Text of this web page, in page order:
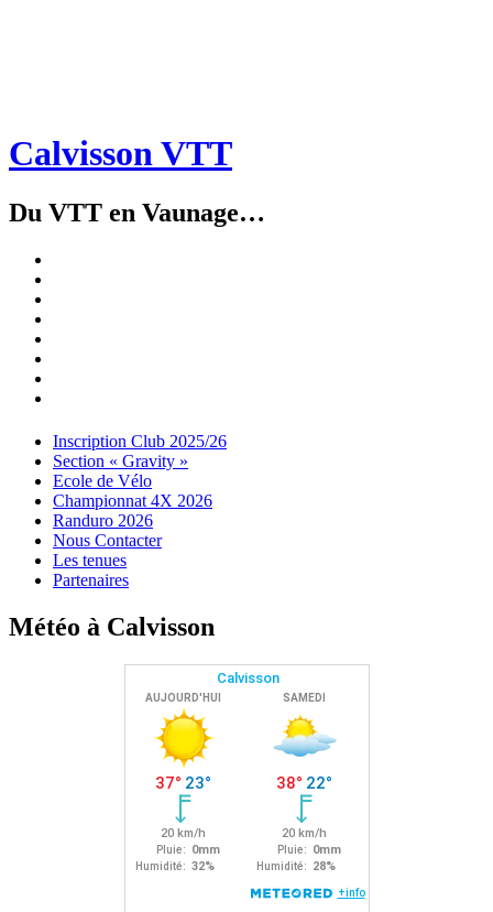
Calvisson VTT
Du VTT en Vaunage…
Menu
Widgets
Recherche
Aller
contenu
Inscription Club 2025/26
Section « Gravity »
Ecole de Vélo
Championnat 4X 2026
Randuro 2026
Nous Contacter
Les tenues
Partenaires
Météo à Calvisson